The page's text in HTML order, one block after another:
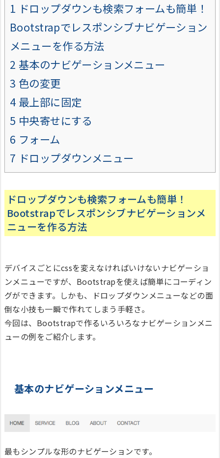
1 ドロップダウンも検索フォームも簡単！
Bootstrapでレスポンシブナビゲーション
メニューを作る方法
2 基本のナビゲーションメニュー
3 色の変更
4 最上部に固定
5 中央寄せにする
6 フォーム
7 ドロップダウンメニュー
ドロップダウンも検索フォームも簡単！
Bootstrapでレスポンシブナビゲーションメ
ニューを作る方法
デバイスごとにcssを変えなければいけないナビゲーショ
ンメニューですが、Bootstrapを使えば簡単にコーディン
グができます。しかも、ドロップダウンメニューなどの面
倒な小技も一瞬で作れてしまう手軽さ。
今回は、Bootstrapで作るいろいろなナビゲーションメニ
ューの例をご紹介します。
基本のナビゲーションメニュー
最もシンプルな形のナビゲーションです。